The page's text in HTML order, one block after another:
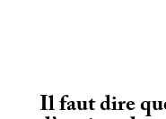
Il faut dire